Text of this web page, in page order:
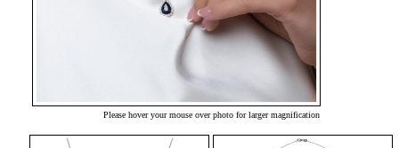
Please hover your mouse over photo for larger magnification